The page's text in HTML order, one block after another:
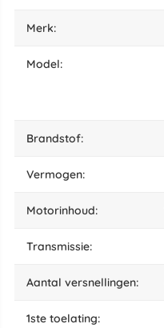
merk:
model:
brandstof:
vermogen:
motorinhoud:
transmissie:
aantal versnellingen:
1ste toelating: